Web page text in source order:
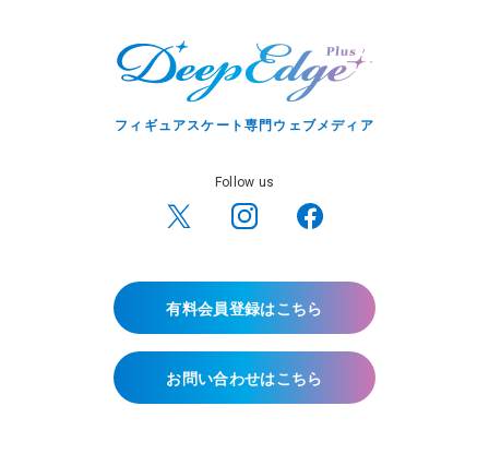
フィギュアスケート専門ウェブメディア
Follow us
有料会員登録はこちら
お問い合わせはこちら